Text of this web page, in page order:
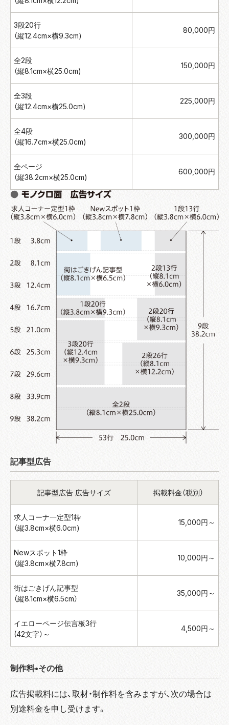
3段20行
（縦12.4cm×横9.3cm)
80,000円
全2段
（縦8.1cm×横25.0cm)
150,000円
全3段
（縦12.4cm×横25.0cm)
225,000円
全4段
（縦16.7cm×横25.0cm)
300,000円
全ページ
（縦38.2cm×横25.0cm)
600,000円
記事型広告
記事型広告 広告サイズ 掲載料金（税別）
求人コーナ一定型1枠
（縦3.8cm×横6.0cm)
15,000円～
Newスポット1枠
（縦3.8cm×横7.8cm)
10,000円～
街はごきげん記事型
（縦8.1cm×横6.5cm）
35,000円～
イエローページ伝言板3行
(42文字）～
4,500円～
制作料•その他
広告掲載料には、取材・制作料を含みますが、次の場合は
別途料金を申し受けます。